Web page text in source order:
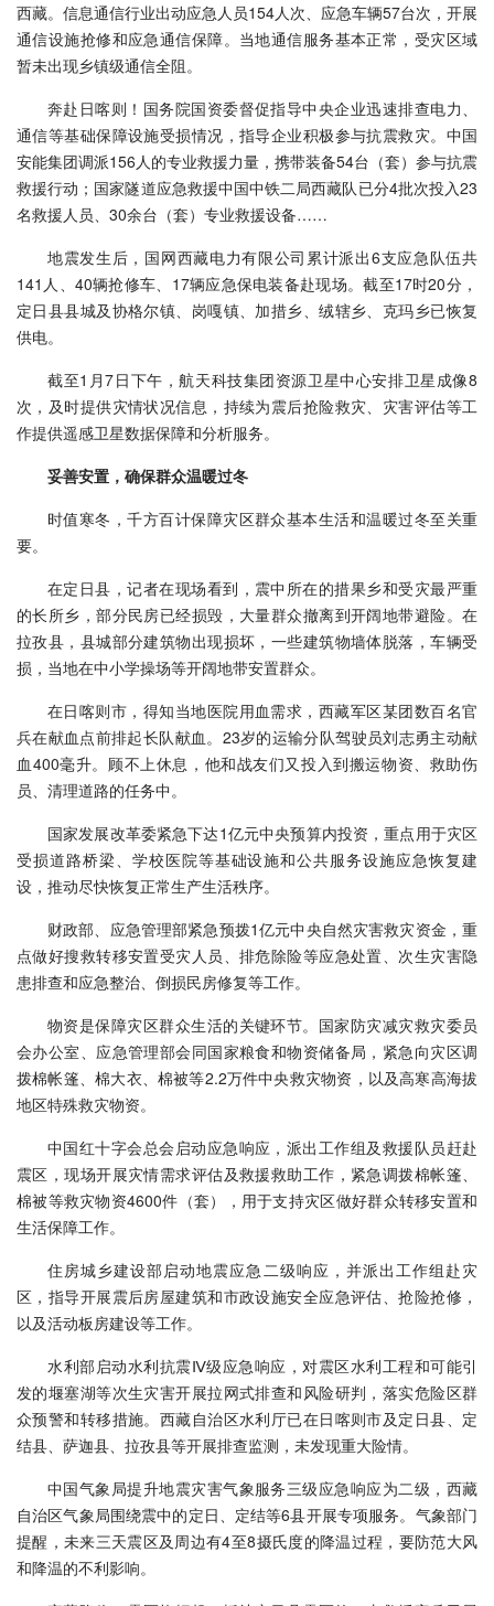
西藏。信息通信行业出动应急人员154人次、应急车辆57台次，开展
通信设施抢修和应急通信保障。当地通信服务基本正常，受灾区域
暂未出现乡镇级通信全阻。
奔赴日喀则！国务院国资委督促指导中央企业迅速排查电力、
通信等基础保障设施受损情况，指导企业积极参与抗震救灾。中国
安能集团调派156人的专业救援力量，携带装备54台（套）参与抗震
救援行动；国家隧道应急救援中国中铁二局西藏队已分4批次投入23
名救援人员、30余台（套）专业救援设备……
地震发生后，国网西藏电力有限公司累计派出6支应急队伍共
141人、40辆抢修车、17辆应急保电装备赴现场。截至17时20分，
定日县县城及协格尔镇、岗嘎镇、加措乡、绒辖乡、克玛乡已恢复
供电。
截至1月7日下午，航天科技集团资源卫星中心安排卫星成像8
次，及时提供灾情状况信息，持续为震后抢险救灾、灾害评估等工
作提供遥感卫星数据保障和分析服务。
妥善安置，确保群众温暖过冬
时值寒冬，千方百计保障灾区群众基本生活和温暖过冬至关重
要。
在定日县，记者在现场看到，震中所在的措果乡和受灾最严重
的长所乡，部分民房已经损毁，大量群众撤离到开阔地带避险。在
拉孜县，县城部分建筑物出现损坏，一些建筑物墙体脱落，车辆受
损，当地在中小学操场等开阔地带安置群众。
在日喀则市，得知当地医院用血需求，西藏军区某团数百名官
兵在献血点前排起长队献血。23岁的运输分队驾驶员刘志勇主动献
血400毫升。顾不上休息，他和战友们又投入到搬运物资、救助伤
员、清理道路的任务中。
国家发展改革委紧急下达1亿元中央预算内投资，重点用于灾区
受损道路桥梁、学校医院等基础设施和公共服务设施应急恢复建
设，推动尽快恢复正常生产生活秩序。
财政部、应急管理部紧急预拨1亿元中央自然灾害救灾资金，重
点做好搜救转移安置受灾人员、排危除险等应急处置、次生灾害隐
患排查和应急整治、倒损民房修复等工作。
物资是保障灾区群众生活的关键环节。国家防灾减灾救灾委员
会办公室、应急管理部会同国家粮食和物资储备局，紧急向灾区调
拨棉帐篷、棉大衣、棉被等2.2万件中央救灾物资，以及高寒高海拔
地区特殊救灾物资。
中国红十字会总会启动应急响应，派出工作组及救援队员赶赴
震区，现场开展灾情需求评估及救援救助工作，紧急调拨棉帐篷、
棉被等救灾物资4600件（套），用于支持灾区做好群众转移安置和
生活保障工作。
住房城乡建设部启动地震应急二级响应，并派出工作组赴灾
区，指导开展震后房屋建筑和市政设施安全应急评估、抢险抢修，
以及活动板房建设等工作。
水利部启动水利抗震Ⅳ级应急响应，对震区水利工程和可能引
发的堰塞湖等次生灾害开展拉网式排查和风险研判，落实危险区群
众预警和转移措施。西藏自治区水利厅已在日喀则市及定日县、定
结县、萨迦县、拉孜县等开展排查监测，未发现重大险情。
中国气象局提升地震灾害气象服务三级应急响应为二级，西藏
自治区气象局围绕震中的定日、定结等6县开展专项服务。气象部门
提醒，未来三天震区及周边有4至8摄氏度的降温过程，要防范大风
和降温的不利影响。